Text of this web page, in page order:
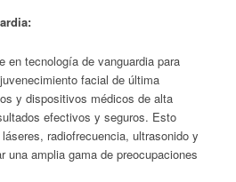
en tecnología de vanguardia para
facial de última
y dispositivos médicos de alta
efectivos y seguros. Esto
radiofrecuencia, ultrasonido y
una amplia gama de preocupaciones